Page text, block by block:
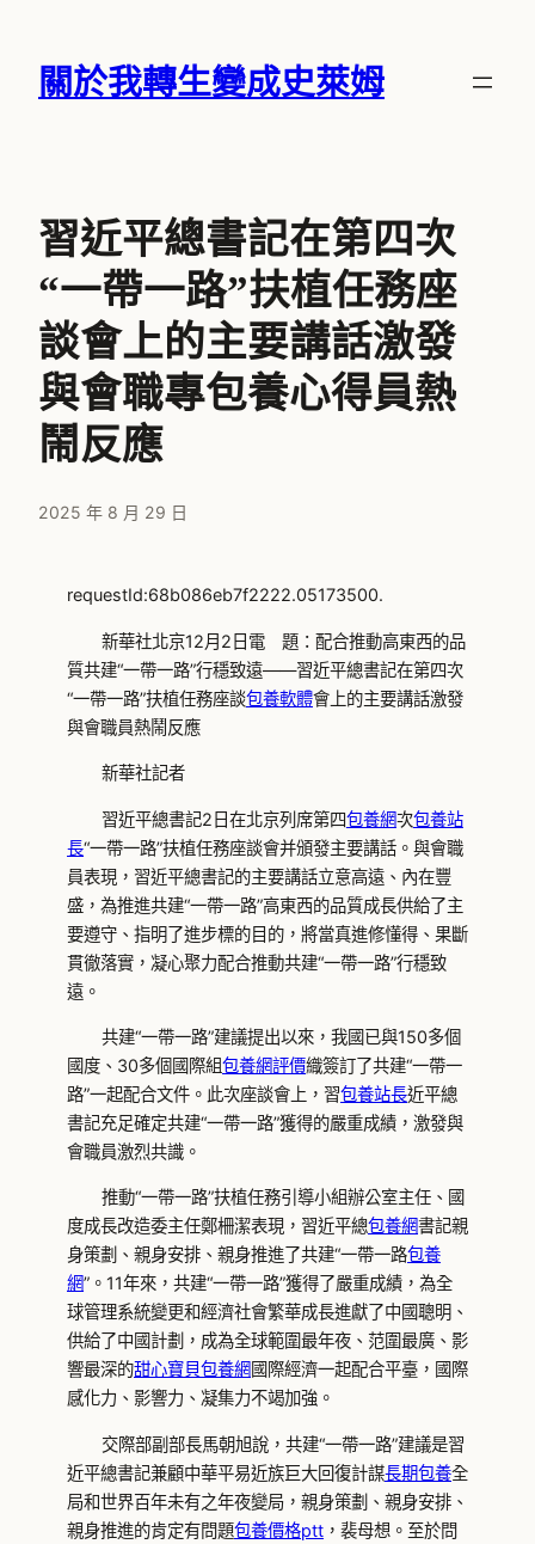
關於我轉生變成史萊姆
習近平總書記在第四次
“一帶一路”扶植任務座
談會上的主要講話激發
與會職專包養心得員熱
鬧反應
2025 年 8 月 29 日
requestId:68b086eb7f2222.05173500.
新華社北京12月2日電 題：配合推動高東西的品
質共建“一帶一路”行穩致遠——習近平總書記在第四次
“一帶一路”扶植任務座談包養軟體會上的主要講話激發
與會職員熱鬧反應
新華社記者
習近平總書記2日在北京列席第四包養網次包養站
長“一帶一路”扶植任務座談會并頒發主要講話。與會職
員表現，習近平總書記的主要講話立意高遠、內在豐
盛，為推進共建“一帶一路”高東西的品質成長供給了主
要遵守、指明了進步標的目的，將當真進修懂得、果斷
貫徹落實，凝心聚力配合推動共建“一帶一路”行穩致
遠。
共建“一帶一路”建議提出以來，我國已與150多個
國度、30多個國際組包養網評價織簽訂了共建“一帶一
路”一起配合文件。此次座談會上，習包養站長近平總
書記充足確定共建“一帶一路”獲得的嚴重成績，激發與
會職員激烈共識。
推動“一帶一路”扶植任務引導小組辦公室主任、國
度成長改造委主任鄭柵潔表現，習近平總包養網書記親
身策劃、親身安排、親身推進了共建“一帶一路包養
網”。11年來，共建“一帶一路”獲得了嚴重成績，為全
球管理系統變更和經濟社會繁華成長進獻了中國聰明、
供給了中國計劃，成為全球範圍最年夜、范圍最廣、影
響最深的甜心寶貝包養網 國際經濟一起配合平臺，國際
感化力、影響力、凝集力不竭加強。
交際部副部長馬朝旭說，共建“一帶一路”建議是習
近平總書記兼顧中華平易近族巨大回復計謀長期包養全
局和世界百年未有之年夜變局，親身策劃、親身安排、
親身推進的肯定有問題包養價格ptt ，裴母想。至於問